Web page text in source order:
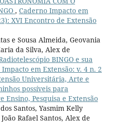
, Caderno Impacto em
XVI Encontro de Extensão
e Sousa Almeida, Geovania
da Silva, Alex de
BINGO e sua
em Extensão: v. 4 n. 2
Universitária, Arte e
possíveis para
Ensino, Pesquisa e Extensão
Santos, Yasmim Kelly
Rafael Santos, Alex de